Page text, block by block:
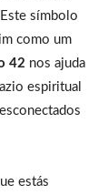
símbolo
como um
42 nos ajuda
espiritual
estás